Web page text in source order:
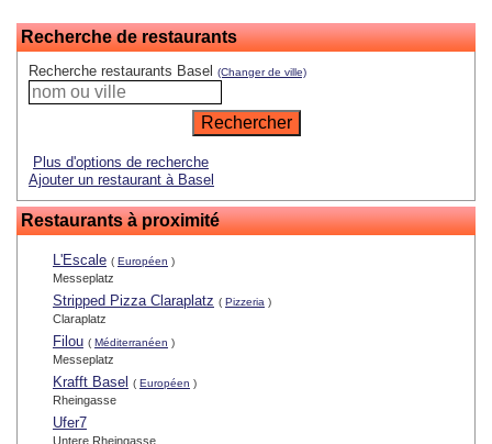
Recherche de restaurants
Recherche restaurants Basel (Changer de ville)
Plus d'options de recherche
Ajouter un restaurant à Basel
Restaurants à proximité
L'Escale ( Européen )
Messeplatz
Stripped Pizza Claraplatz ( Pizzeria )
Claraplatz
Filou ( Méditerranéen )
Messeplatz
Krafft Basel ( Européen )
Rheingasse
Ufer7
Untere Rheingasse